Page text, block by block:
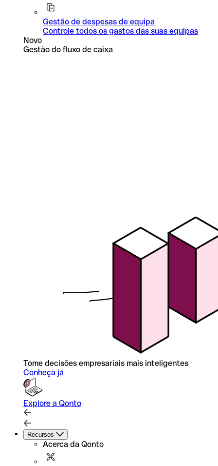
Gestão de despesas de equipa
Controle todos os gastos das suas equipas
Novo
Gestão do fluxo de caixa
Tome decisões empresariais mais inteligentes
Conheça já
Explore a Qonto
Recursos
Acerca da Qonto